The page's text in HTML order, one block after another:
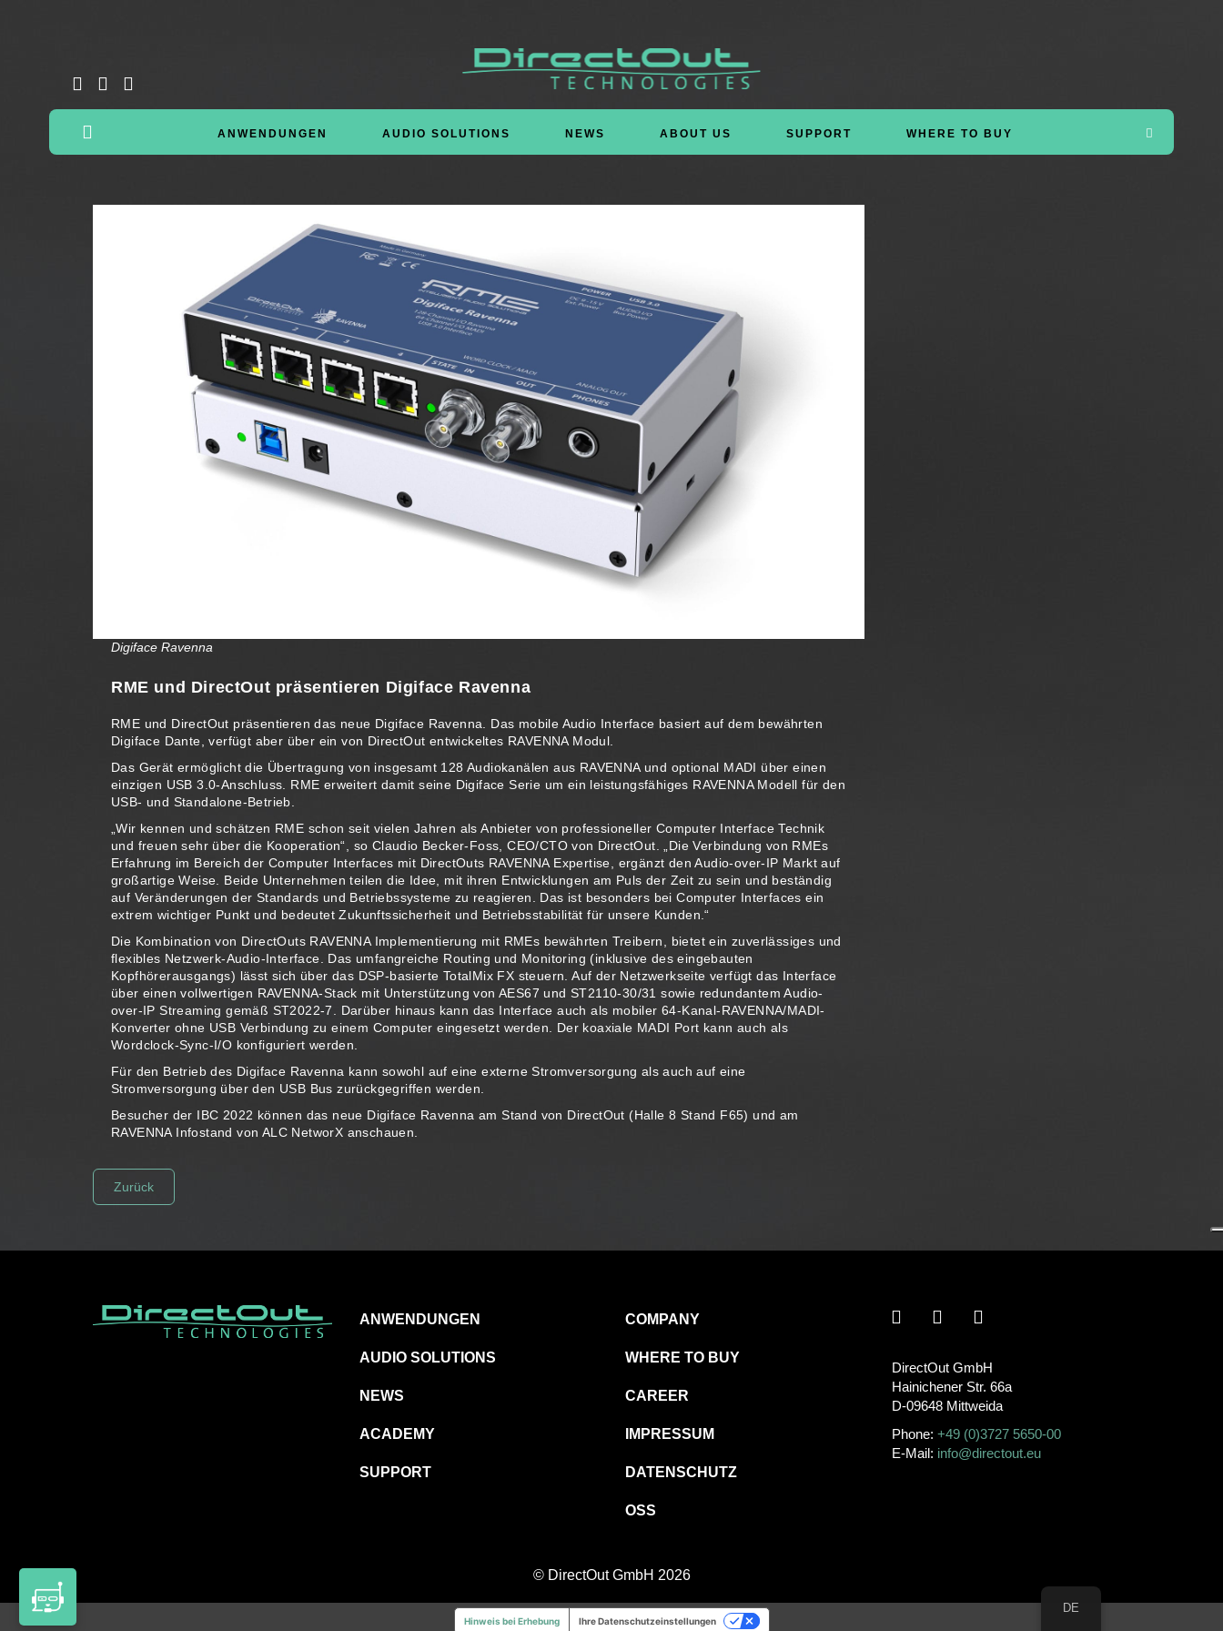
ANWENDUNGEN AUDIO SOLUTIONS NEWS ABOUT US SUPPORT WHERE TO BUY
Digiface Ravenna
RME und DirectOut präsentieren Digiface Ravenna
RME und DirectOut präsentieren das neue Digiface Ravenna. Das mobile Audio Interface basiert auf dem bewährten
Digiface Dante, verfügt aber über ein von DirectOut entwickeltes RAVENNA Modul.
Das Gerät ermöglicht die Übertragung von insgesamt 128 Audiokanälen aus RAVENNA und optional MADI über einen
einzigen USB 3.0-Anschluss. RME erweitert damit seine Digiface Serie um ein leistungsfähiges RAVENNA Modell für den
USB- und Standalone-Betrieb.
„Wir kennen und schätzen RME schon seit vielen Jahren als Anbieter von professioneller Computer Interface Technik
und freuen sehr über die Kooperation“, so Claudio Becker-Foss, CEO/CTO von DirectOut. „Die Verbindung von RMEs
Erfahrung im Bereich der Computer Interfaces mit DirectOuts RAVENNA Expertise, ergänzt den Audio-over-IP Markt auf
großartige Weise. Beide Unternehmen teilen die Idee, mit ihren Entwicklungen am Puls der Zeit zu sein und beständig
auf Veränderungen der Standards und Betriebssysteme zu reagieren. Das ist besonders bei Computer Interfaces ein
extrem wichtiger Punkt und bedeutet Zukunftssicherheit und Betriebsstabilität für unsere Kunden.“
Die Kombination von DirectOuts RAVENNA Implementierung mit RMEs bewährten Treibern, bietet ein zuverlässiges und
flexibles Netzwerk-Audio-Interface. Das umfangreiche Routing und Monitoring (inklusive des eingebauten
Kopfhörerausgangs) lässt sich über das DSP-basierte TotalMix FX steuern. Auf der Netzwerkseite verfügt das Interface
über einen vollwertigen RAVENNA-Stack mit Unterstützung von AES67 und ST2110-30/31 sowie redundantem Audio-
over-IP Streaming gemäß ST2022-7. Darüber hinaus kann das Interface auch als mobiler 64-Kanal-RAVENNA/MADI-
Konverter ohne USB Verbindung zu einem Computer eingesetzt werden. Der koaxiale MADI Port kann auch als
Wordclock-Sync-I/O konfiguriert werden.
Für den Betrieb des Digiface Ravenna kann sowohl auf eine externe Stromversorgung als auch auf eine
Stromversorgung über den USB Bus zurückgegriffen werden.
Besucher der IBC 2022 können das neue Digiface Ravenna am Stand von DirectOut (Halle 8 Stand F65) und am
RAVENNA Infostand von ALC NetworX anschauen.
Zurück
ANWENDUNGEN
AUDIO SOLUTIONS
NEWS
ACADEMY
SUPPORT
COMPANY
WHERE TO BUY
CAREER
IMPRESSUM
DATENSCHUTZ
OSS
DirectOut GmbH
Hainichener Str. 66a
D-09648 Mittweida
Phone: +49 (0)3727 5650-00
E-Mail: info@directout.eu
© DirectOut GmbH 2026
DE
Hinweis bei Erhebung Ihre Datenschutzeinstellungen